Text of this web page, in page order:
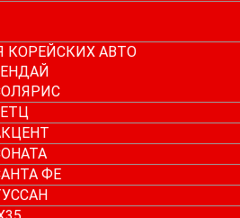
КОРЕЙСКИХ АВТО
ФЕ